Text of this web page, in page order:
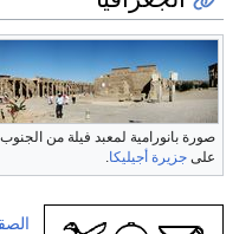
صورة بانورامية لمعبد فيلة من
على جزيرة أجيليكا.